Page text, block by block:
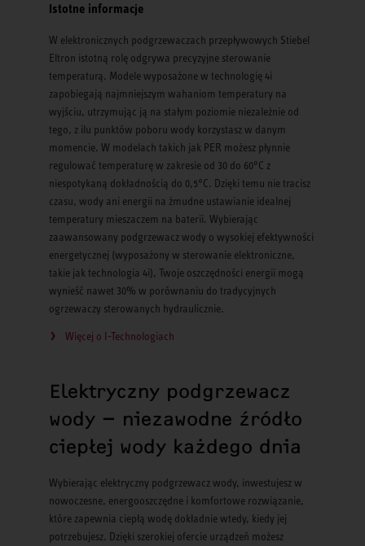
Istotne informacje
W elektronicznych podgrzewaczach przepływowych Stiebel
Eltron istotną rolę odgrywa precyzyjne sterowanie
temperaturą. Modele wyposażone w technologię 4i
zapobiegają najmniejszym wahaniom temperatury na
wyjściu, utrzymując ją na stałym poziomie niezależnie od
tego, z ilu punktów poboru wody korzystasz w danym
momencie. W modelach takich jak PER możesz płynnie
regulować temperaturę w zakresie od 30 do 60°C z
niespotykaną dokładnością do 0,5°C. Dzięki temu nie tracisz
czasu, wody ani energii na żmudne ustawianie idealnej
temperatury mieszaczem na baterii. Wybierając
zaawansowany podgrzewacz wody o wysokiej efektywności
energetycznej (wyposażony w sterowanie elektroniczne,
takie jak technologia 4i), Twoje oszczędności energii mogą
wynieść nawet 30% w porównaniu do tradycyjnych
ogrzewaczy sterowanych hydraulicznie.
Więcej o I-Technologiach
Elektryczny podgrzewacz
wody – niezawodne źródło
ciepłej wody każdego dnia
Wybierając elektryczny podgrzewacz wody, inwestujesz w
nowoczesne, energooszczędne i komfortowe rozwiązanie,
które zapewnia ciepłą wodę dokładnie wtedy, kiedy jej
potrzebujesz. Dzięki szerokiej ofercie urządzeń możesz